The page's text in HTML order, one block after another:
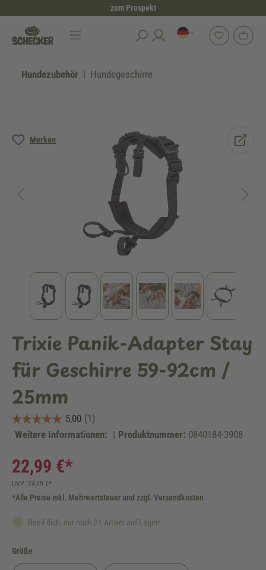
zum Prospekt
Hundezubehör Hundegeschirre
Merken
Bildergalerie überspringen
Trixie Panik-Adapter Stay
für Geschirre 59-92cm /
25mm
Weitere Informationen: | Produktnummer: 0840184-3908
22,99 €*
UVP: 24,99 €*
*Alle Preise inkl. Mehrwertsteuer und zzgl. Versandkosten
Beeil dich, nur noch 21 Artikel auf Lager!
Größe